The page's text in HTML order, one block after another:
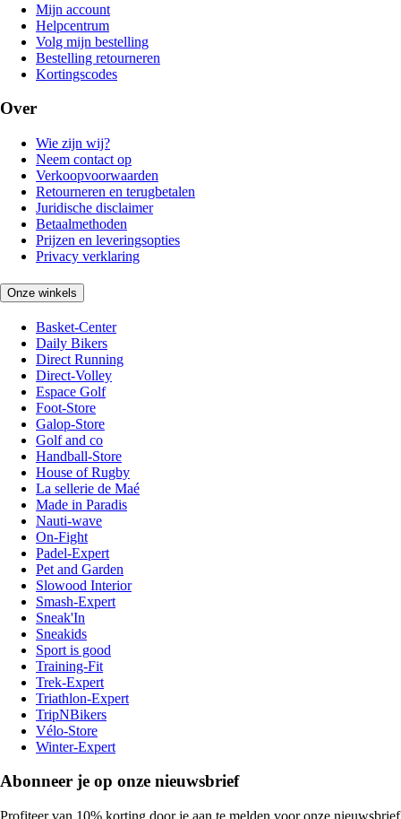
Mijn account
Helpcentrum
Volg mijn bestelling
Bestelling retourneren
Kortingscodes
Over
Wie zijn wij?
Neem contact op
Verkoopvoorwaarden
Retourneren en terugbetalen
Juridische disclaimer
Betaalmethoden
Prijzen en leveringsopties
Privacy verklaring
Onze winkels
Basket-Center
Daily Bikers
Direct Running
Direct-Volley
Espace Golf
Foot-Store
Galop-Store
Golf and co
Handball-Store
House of Rugby
La sellerie de Maé
Made in Paradis
Nauti-wave
On-Fight
Padel-Expert
Pet and Garden
Slowood Interior
Smash-Expert
Sneak'In
Sneakids
Sport is good
Training-Fit
Trek-Expert
Triathlon-Expert
TripNBikers
Vélo-Store
Winter-Expert
Abonneer je op onze nieuwsbrief
Profiteer van 10% korting door je aan te melden voor onze nieuwsbrief